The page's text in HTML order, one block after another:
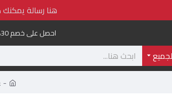
هنا رسالة
احصل على خصم 30% باستخدامك لكوبون ABBD12